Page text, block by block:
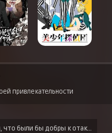
привлекательности
Где те девушки, что были бы добры к отаку?